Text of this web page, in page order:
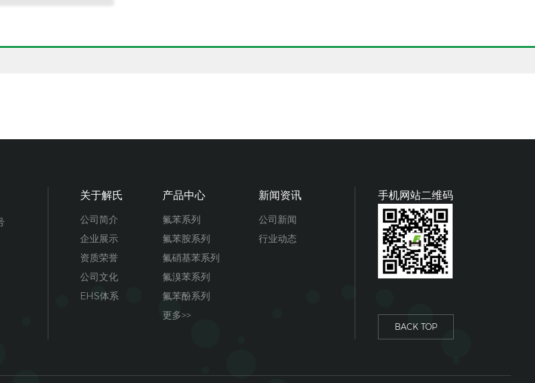
关于解氏
公司简介
企业展示
资质荣誉
公司文化
EHS体系
产品中心
氟苯系列
氟苯胺系列
氟硝基苯系列
氟溴苯系列
氟苯酚系列
更多>>
新闻资讯
公司新闻
行业动态
手机网站二维码
BACK TOP